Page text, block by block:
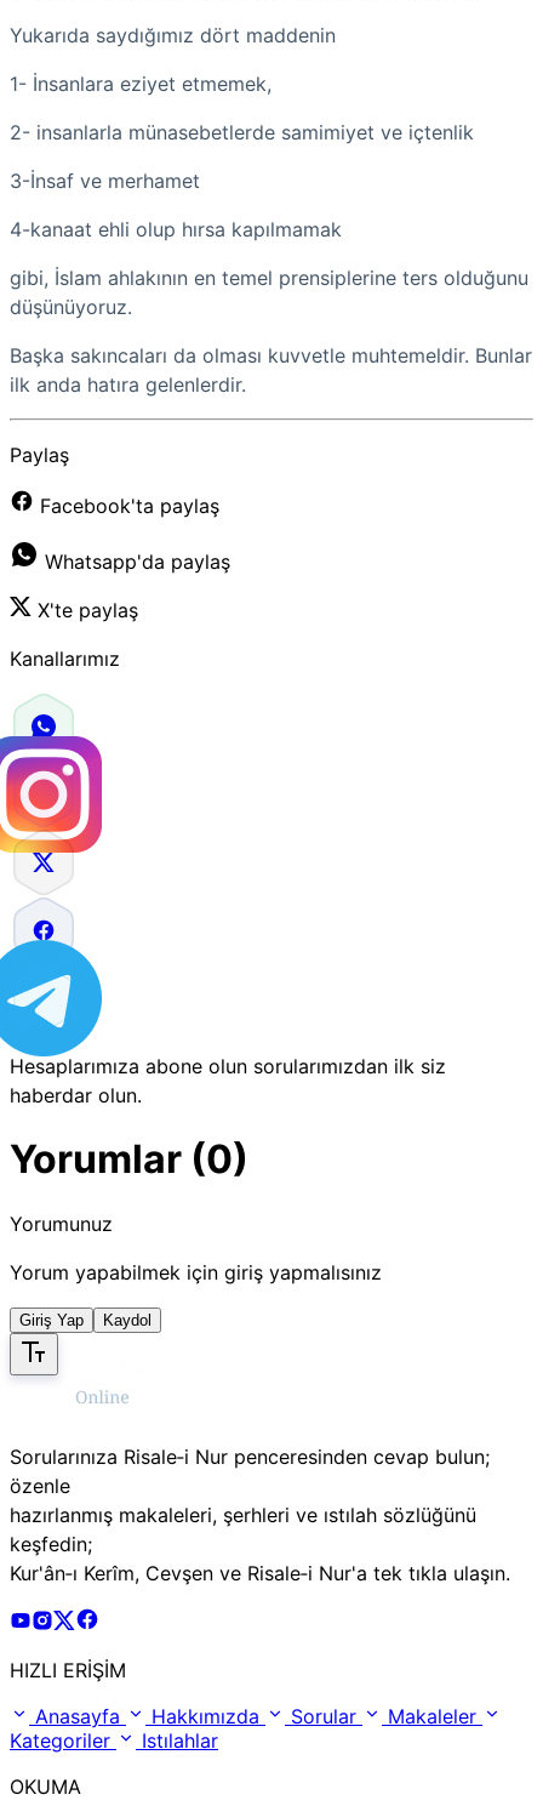
Yukarıda saydığımız dört maddenin
1- İnsanlara eziyet etmemek,
2- insanlarla münasebetlerde samimiyet ve içtenlik
3-İnsaf ve merhamet
4-kanaat ehli olup hırsa kapılmamak
gibi, İslam ahlakının en temel prensiplerine ters olduğunu
düşünüyoruz.
Başka sakıncaları da olması kuvvetle muhtemeldir. Bunlar
ilk anda hatıra gelenlerdir.
Paylaş
Facebook'ta paylaş
Whatsapp'da paylaş
X'te paylaş
Kanallarımız
Hesaplarımıza abone olun sorularımızdan ilk siz
haberdar olun.
Yorumlar (0)
Yorumunuz
Yorum yapabilmek için giriş yapmalısınız
Giriş Yap Kaydol
Sorularınıza Risale‑i Nur penceresinden cevap bulun;
özenle
hazırlanmış makaleleri, şerhleri ve ıstılah sözlüğünü
keşfedin;
Kur'ân‑ı Kerîm, Cevşen ve Risale‑i Nur'a tek tıkla ulaşın.
Risale Online Youtube Hesabı
Risale Online Instagram Hesabı
Risale Online X Hesabı
HIZLI ERİŞİM
Anasayfa
Hakkımızda Sorular
Makaleler
Kategoriler
Istılahlar
OKUMA